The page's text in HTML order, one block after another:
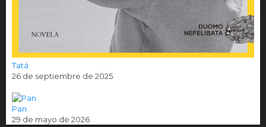
Tatá
26 de septiembre de 2025
Pan
29 de mayo de 2026